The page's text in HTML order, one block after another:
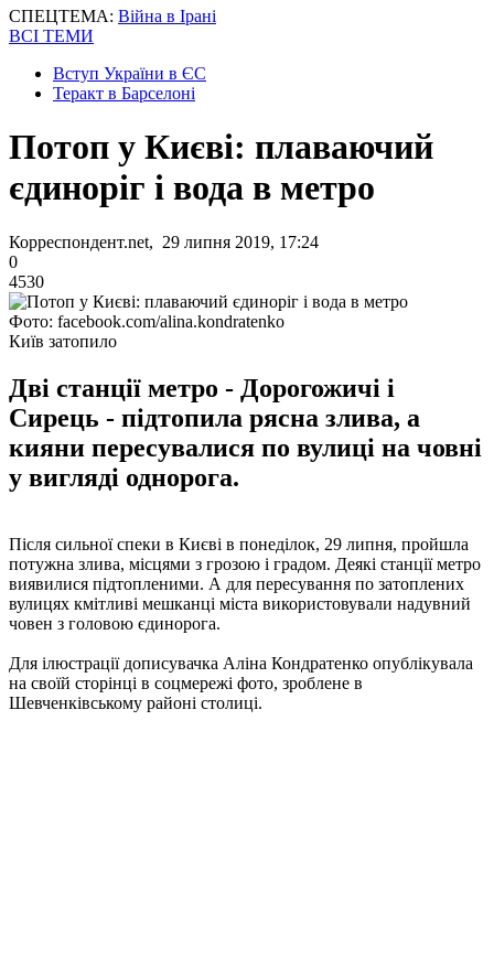
СПЕЦТЕМА: Війна в Ірані
ВСІ ТЕМИ
Вступ України в ЄС
Теракт в Барселоні
Потоп у Києві: плаваючий
єдиноріг і вода в метро
Корреспондент.net, 29 липня 2019, 17:24
0
4530
Фото: facebook.com/alina.kondratenko
Київ затопило
Дві станції метро - Дорогожичі і
Сирець - підтопила рясна злива, а
кияни пересувалися по вулиці на човні
у вигляді однорога.
Після сильної спеки в Києві в понеділок, 29 липня, пройшла
потужна злива, місцями з грозою і градом. Деякі станції метро
виявилися підтопленими. А для пересування по затоплених
вулицях кмітливі мешканці міста використовували надувний
човен з головою єдинорога.
Для ілюстрації дописувачка Аліна Кондратенко опублікувала
на своїй сторінці в соцмережі фото, зроблене в
Шевченківському районі столиці.